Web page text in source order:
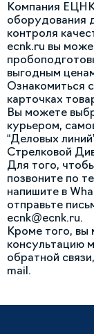
Компания ЕЦНК
оборудования
контроля
ecnk.ru вы
выгодным
Ознакомиться
карточках
Вы можете
курьером,
“Деловых
Стрелковой
Для того,
позвоните по
напишите в
отправьте
ecnk@ecnk.ru.
Кроме того, вы
консультацию
обратной
mail.